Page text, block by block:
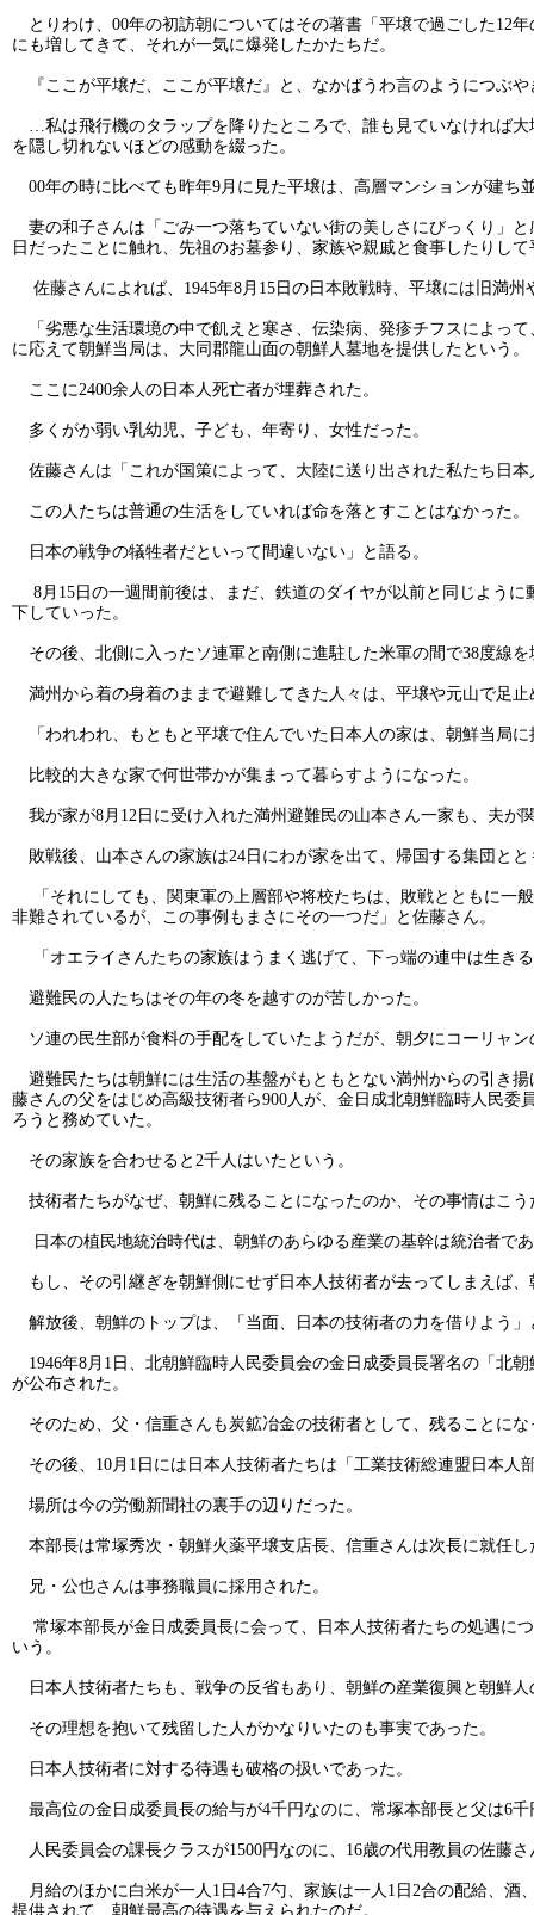
とりわけ、00年の初訪朝についてはその著書「平壌で過ごした12
にも増してきて、それが一気に爆発したかたちだ。
『ここが平壌だ、ここが平壌だ』と、なかばうわ言のようにつぶ
…私は飛行機のタラップを降りたところで、誰も見ていなければ
を隠し切れないほどの感動を綴った。
00年の時に比べても昨年9月に見た平壌は、高層マンションが建ち
妻の和子さんは「ごみ一つ落ちていない街の美しさにびっくり」
日だったことに触れ、先祖のお墓参り、家族や親戚と食事したりし
佐藤さんによれば、1945年8月15日の日本敗戦時、平壌には旧満
「劣悪な生活環境の中で飢えと寒さ、伝染病、発疹チフスによっ
に応えて朝鮮当局は、大同郡龍山面の朝鮮人墓地を提供したという。
ここに2400余人の日本人死亡者が埋葬された。
多くがか弱い乳幼児、子ども、年寄り、女性だった。
佐藤さんは「これが国策によって、大陸に送り出された私たち日本
この人たちは普通の生活をしていれば命を落とすことはなかった。
日本の戦争の犠牲者だといって間違いない」と語る。
8月15日の一週間前後は、まだ、鉄道のダイヤが以前と同じよう
下していった。
その後、北側に入ったソ連軍と南側に進駐した米軍の間で38度線
満州から着の身着のままで避難してきた人々は、平壌や元山で足
「われわれ、もともと平壌で住んでいた日本人の家は、朝鮮当局
比較的大きな家で何世帯かが集まって暮らすようになった。
我が家が8月12日に受け入れた満州避難民の山本さん一家も、夫が
敗戦後、山本さんの家族は24日にわが家を出て、帰国する集団と
「それにしても、関東軍の上層部や将校たちは、敗戦とともに一
非難されているが、この事例もまさにその一つだ」と佐藤さん。
「オエライさんたちの家族はうまく逃げて、下っ端の連中は生き
避難民の人たちはその年の冬を越すのが苦しかった。
ソ連の民生部が食料の手配をしていたようだが、朝夕にコーリャン
避難民たちは朝鮮には生活の基盤がもともとない満州からの引き
藤さんの父をはじめ高級技術者ら900人が、金日成北朝鮮臨時人民
ろうと務めていた。
その家族を合わせると2千人はいたという。
技術者たちがなぜ、朝鮮に残ることになったのか、その事情はこう
日本の植民地統治時代は、朝鮮のあらゆる産業の基幹は統治者で
もし、その引継ぎを朝鮮側にせず日本人技術者が去ってしまえば
解放後、朝鮮のトップは、「当面、日本の技術者の力を借りよう
1946年8月1日、北朝鮮臨時人民委員会の金日成委員長署名の「北
が公布された。
そのため、父・信重さんも炭鉱冶金の技術者として、残ることにな
その後、10月1日には日本人技術者たちは「工業技術総連盟日本人
場所は今の労働新聞社の裏手の辺りだった。
本部長は常塚秀次・朝鮮火薬平壌支店長、信重さんは次長に就任し
兄・公也さんは事務職員に採用された。
常塚本部長が金日成委員長に会って、日本人技術者たちの処遇に
いう。
日本人技術者たちも、戦争の反省もあり、朝鮮の産業復興と朝鮮
その理想を抱いて残留した人がかなりいたのも事実であった。
日本人技術者に対する待遇も破格の扱いであった。
最高位の金日成委員長の給与が4千円なのに、常塚本部長と父は6
人民委員会の課長クラスが1500円なのに、16歳の代用教員の佐藤さ
月給のほかに白米が一人1日4合7勺、家族は一人1日2合の配給、
提供されて、朝鮮最高の待遇を与えられたのだ。